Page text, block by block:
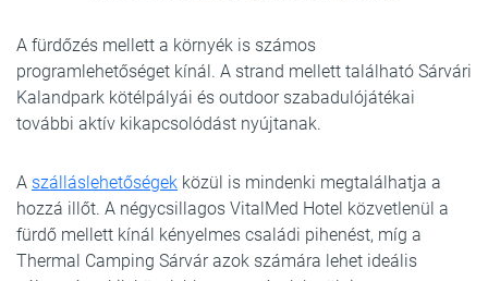
A fürdőzés mellett a környék is számos
programlehetőséget kínál. A strand mellett található Sárvári
Kalandpark kötélpályái és outdoor szabadulójátékai
további aktív kikapcsolódást nyújtanak.
A szálláslehetőségek közül is mindenki megtalálhatja a
hozzá illőt. A négycsillagos VitalMed Hotel közvetlenül a
fürdő mellett kínál kényelmes családi pihenést, míg a
Thermal Camping Sárvár azok számára lehet ideális